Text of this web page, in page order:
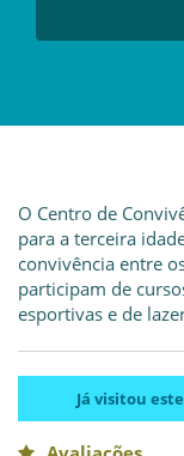
O Centro de
para a terceira
convivência entre
participam de
esportivas e de
Já visitou